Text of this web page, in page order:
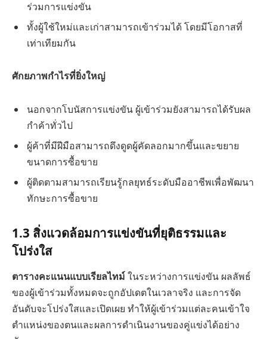
ร่วมการแข่งขัน
ทั้งผู้ใช้ใหม่และเก่าสามารถเข้าร่วมได้ โดยมีโอกาสที่
เท่าเทียมกัน
ศักยภาพกำไรที่ยิ่งใหญ่
นอกจากโบนัสการแข่งขัน ผู้เข้าร่วมยังสามารถได้รับผล
กำค้าทั่วไป
ผู้ค้าที่มีฝีมือสามารถดึงดูดผู้คัดลอกมากขึ้นและขยาย
ขนาดการซื้อขาย
ผู้ติดตามสามารถเรียนรู้กลยุทธ์ระดับมืออาชีพเพื่อพัฒนา
ทักษะการซื้อขาย
1.3 สิ่งแวดล้อมการแข่งขันที่ยุติธรรมและ
โปร่งใส
ตารางคะแนนแบบเรียลไทม์ในระหว่างการแข่งขัน ผลลัพธ์
ของผู้เข้าร่วมทั้งหมดจะถูกอัปเดตในเวลาจริง และการจัด
อันดับจะโปร่งใสและเปิดเผย ทำให้ผู้เข้าร่วมแต่ละคนเข้าใจ
ตำแหน่งของตนและผลการดำเนินงานของคู่แข่งได้อย่าง